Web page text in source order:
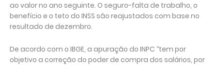
ao valor no ano seguinte. O seguro-falta de trabalho, o
benefício e o teto do INSS são reajustados com base no
resultado de dezembro.
De acordo com o IBGE, a apuração do INPC “tem por
objetivo a correção do poder de compra dos salários, por